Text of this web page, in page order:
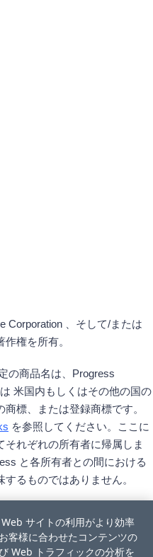
Corporation 、そして/または
権を所有。
の商品名は、Progress
米国内もしくはその他の国の
標、または登録商標です。
を参照してください。ここに
れぞれの所有者に帰属しま
と各所有者との間における
るものではありません。
サイトの利用がより効率
客様に合わせたコンテンツの
Web トラフィックの分析を